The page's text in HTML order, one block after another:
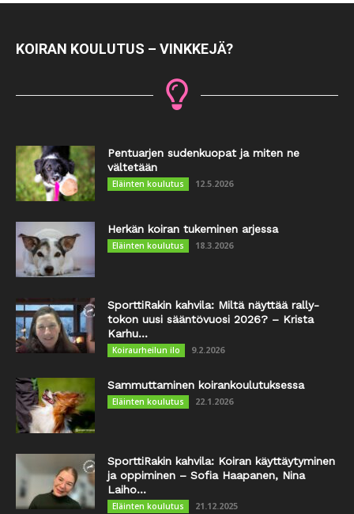
KOIRAN KOULUTUS – VINKKEJÄ?
Pentuarjen sudenkuopat ja miten ne
vältetään
Eläinten koulutus 12.5.2026
Herkän koiran tukeminen arjessa
Eläinten koulutus 18.3.2026
SporttiRakin kahvila: Miltä näyttää rally-
tokon uusi sääntövuosi 2026? – Krista
Karhu...
Koiraurheilun ilo 9.2.2026
Sammuttaminen koirankoulutuksessa
Eläinten koulutus 22.1.2026
SporttiRakin kahvila: Koiran käyttäytyminen
ja oppiminen – Sofia Haapanen, Nina
Laiho...
Eläinten koulutus 21.12.2025